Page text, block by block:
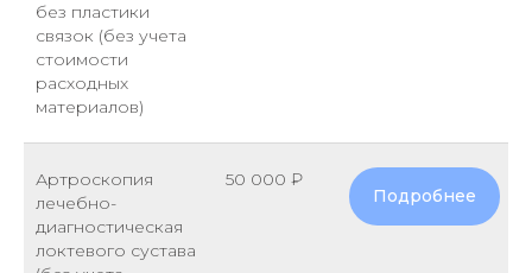
без пластики
связок (без учета
стоимости
расходных
материалов)
Артроскопия
лечебно-
диагностическая
локтевого сустава
50 000 ₽
Подробнее